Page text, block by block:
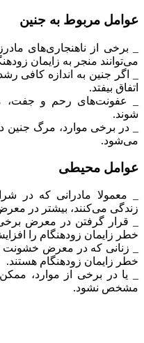
عوامل مربوط به جنین
_ برخی از ناهنجاری‌های
می‌توانند منجر به زایمان
_ اگر جنین به اندازه کافی
اتفاق بیفتد.
_ عفونت‌های رحم و جفت،
شوند.
_ در برخی موارد، مرگ جنین
می‌شود.
عوامل محیطی
_ معمولا مادرانی که در
زندگی می‌کنند، بیشتر در
_ قرار گرفتن در معرض
خطر زایمان زودهنگام را
_ زنانی که در معرض خشونت
خطر زایمان زودهنگام هستند.
_ یا در برخی از موارد،
مشخص نشود.